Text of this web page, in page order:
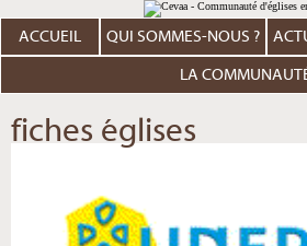
au
contenu.
Aller
personnels
ACCUEIL QUI SOMMES-NOUS ?
LA
fiches églises